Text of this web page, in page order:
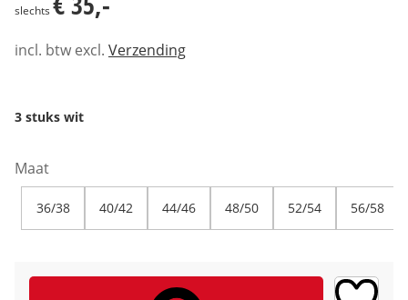
slechts
incl. btw excl. Verzending
3 stuks wit
Maat
36/38 40/42 44/46 48/50 52/54 56/58